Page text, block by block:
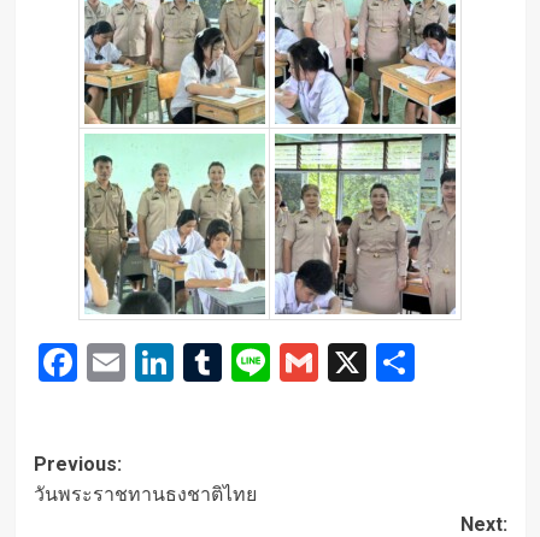
Facebook
Email
LinkedIn
Tumblr
LineGmail
X Share
Post
navigation
Previous:
วันพระราชทานธงชาติไทย
Next: